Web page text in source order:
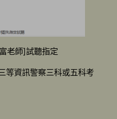
老師]試聽指定
等資訊警察三科或五科考